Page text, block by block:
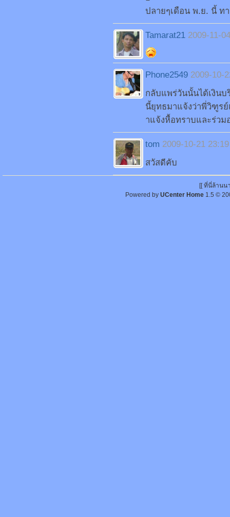
ปลายๆเดือน พ.ย. นี้ ท
Tamarat21 2009-11-
Phone2549 2009-10-
กลับแพร่วันนั้นได้เงินบ
นี้ยุทธมาแจ้งว่าพี่วิฑูร
าแจ้งหื้อทราบและร่ว
tom 2009-10-21 23:19
สวัสดีคับ
[[ ที่นี่ล้านน
Powered by UCenter Home 1.5 ©